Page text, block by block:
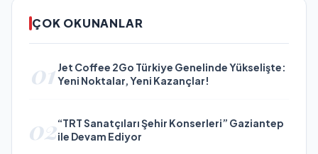
ÇOK OKUNANLAR
01 Jet Coffee 2Go Türkiye Genelinde Yükselişte:
Yeni Noktalar, Yeni Kazançlar!
02“TRT Sanatçıları Şehir Konserleri” Gaziantep
ile Devam Ediyor